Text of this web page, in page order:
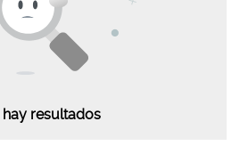
hay resultados